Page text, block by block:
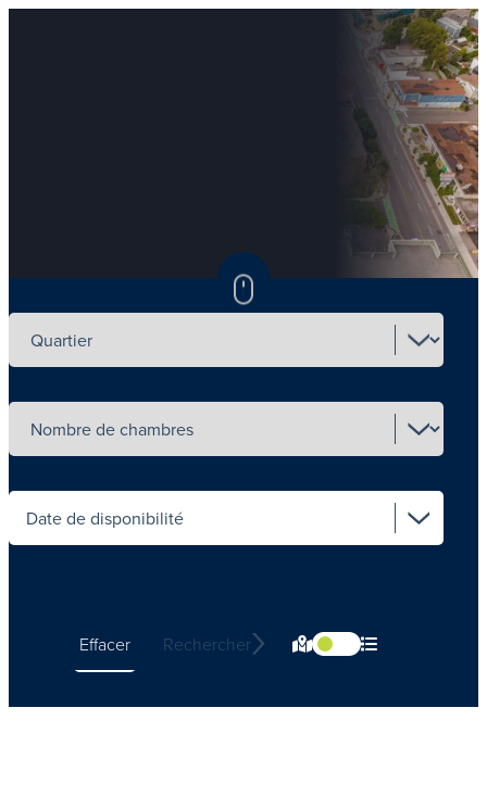
Select neighbourhood
Select number of beds
Select availability date
Effacer Rechercher